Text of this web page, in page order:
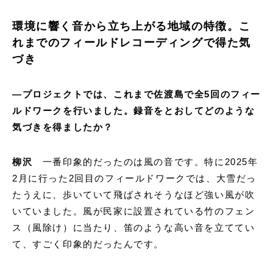
環境に響く音から立ち上がる地域の特徴。こ
れまでのフィールドレコーディングで得た気
づき
―プロジェクトでは、これまで佐渡島で全5回のフィー
ルドワークを行いました。録音をとおしてどのような
気づきを得ましたか？
柳沢
一番印象的だったのは風の音です。特に2025年
2月に行った2回目のフィールドワークでは、大雪だっ
たうえに、歩いていて飛ばされそうなほど強い風が吹
いていました。風が民家に設置されている竹のフェン
ス（風除け）に当たり、笛のような高い音を立ててい
て、すごく印象的だったんです。